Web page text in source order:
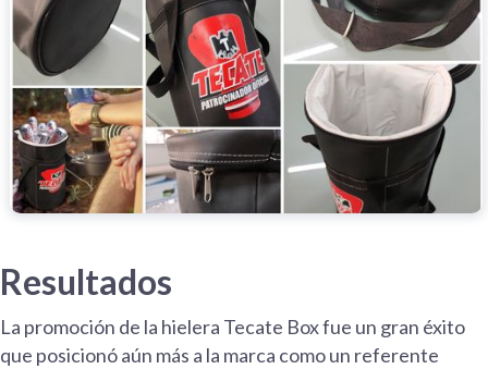
Resultados
La promoción de la hielera Tecate Box fue un gran éxito
que posicionó aún más a la marca como un referente